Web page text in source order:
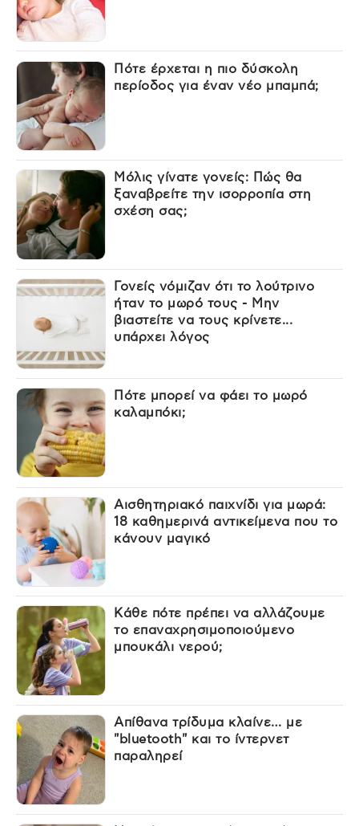
Πότε έρχεται η πιο δύσκολη
περίοδος για έναν νέο μπαμπά;
Μόλις γίνατε γονείς: Πώς θα
ξαναβρείτε την ισορροπία στη
σχέση σας;
Γονείς νόμιζαν ότι το λούτρινο
ήταν το μωρό τους - Μην
βιαστείτε να τους κρίνετε...
υπάρχει λόγος
Πότε μπορεί να φάει το μωρό
καλαμπόκι;
Αισθητηριακό παιχνίδι για μωρά:
18 καθημερινά αντικείμενα που το
κάνουν μαγικό
Κάθε πότε πρέπει να αλλάζουμε
το επαναχρησιμοποιούμενο
μπουκάλι νερού;
Απίθανα τρίδυμα κλαίνε… με
"bluetooth" και το ίντερνετ
παραληρεί